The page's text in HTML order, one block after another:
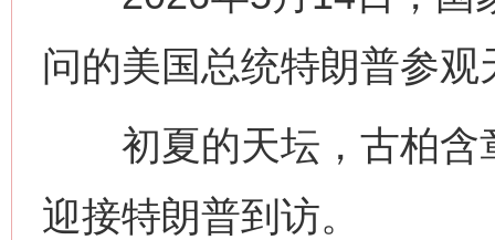
问的美国总统特朗普参观
初夏的天坛，古柏含
迎接特朗普到访。